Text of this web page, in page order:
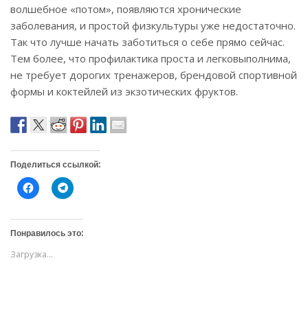
волшебное «потом», появляются хронические
заболевания, и простой физкультуры уже недостаточно.
Так что лучше начать заботиться о себе прямо сейчас.
Тем более, что профилактика проста и легковыполнима,
не требует дорогих тренажеров, брендовой спортивной
формы и коктейлей из экзотических фруктов.
Поделиться ссылкой:
Н
а
и
т
е
ч
Н
а
и
т
е
Понравилось это:
Загрузка...